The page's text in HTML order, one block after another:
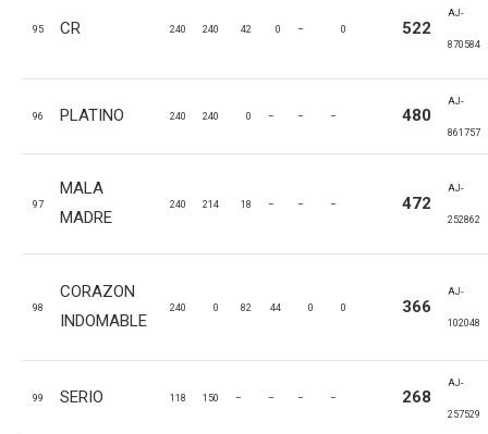
95 CR 240 240 42 0 – 0 522
AJ-
870584
96 PLATINO 240 240 0 – – – 480
AJ-
861757
97
MALA
MADRE
240 214 18 – – – 472
AJ-
252862
98
CORAZON
INDOMABLE
240 0 82 44 0 0 366
AJ-
102048
99 SERIO 118 150 – – – – 268
AJ-
257529